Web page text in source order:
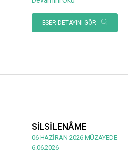
ESER DETAYINI GÖR
SİLSİLENÂME
06 HAZİRAN 2026 MÜZAYEDE
6.06.2026